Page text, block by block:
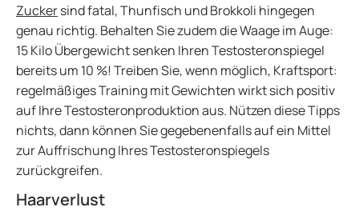
Zuckersind fatal, Thunfisch und Brokkoli hingegen
genau richtig. Behalten Sie zudem die Waage im Auge:
15 Kilo Übergewicht senken Ihren Testosteronspiegel
bereits um 10 %! Treiben Sie, wenn möglich, Kraftsport:
regelmäßiges Training mit Gewichten wirkt sich positiv
auf Ihre Testosteronproduktion aus. Nützen diese Tipps
nichts, dann können Sie gegebenenfalls auf ein Mittel
zur Auffrischung Ihres Testosteronspiegels
zurückgreifen.
Haarverlust